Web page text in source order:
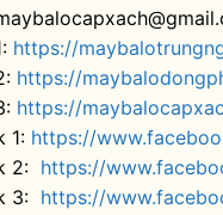
https://
https://
https://
1: https://
2: https://
3: https://